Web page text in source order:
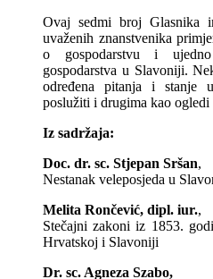
Ovaj sedmi broj Glasnika
uvaženih znanstvenika
o gospodarstvu i
gospodarstva u Slavoniji.
određena pitanja i stanje
poslužiti i drugima kao ogledi
Iz sadržaja:
Doc. dr. sc. Stjepan Sršan,
Nestanak veleposjeda u
Melita Rončević, dipl. iur.,
Stečajni zakoni iz 1853.
Hrvatskoj i Slavoniji
Dr. sc. Agneza Szabo,